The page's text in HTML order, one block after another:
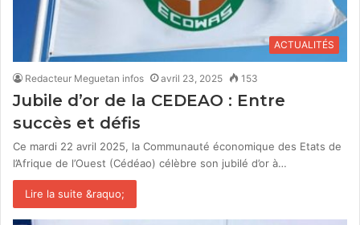
ACTUALITÉS
Redacteur Meguetan infos avril 23, 2025 153
Jubile d’or de la CEDEAO : Entre
succès et défis
Ce mardi 22 avril 2025, la Communauté économique des Etats de
l’Afrique de l’Ouest (Cédéao) célèbre son jubilé d’or à…
Lire la suite &raquo;